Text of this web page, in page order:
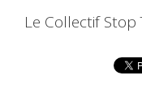
Le Collectif Stop